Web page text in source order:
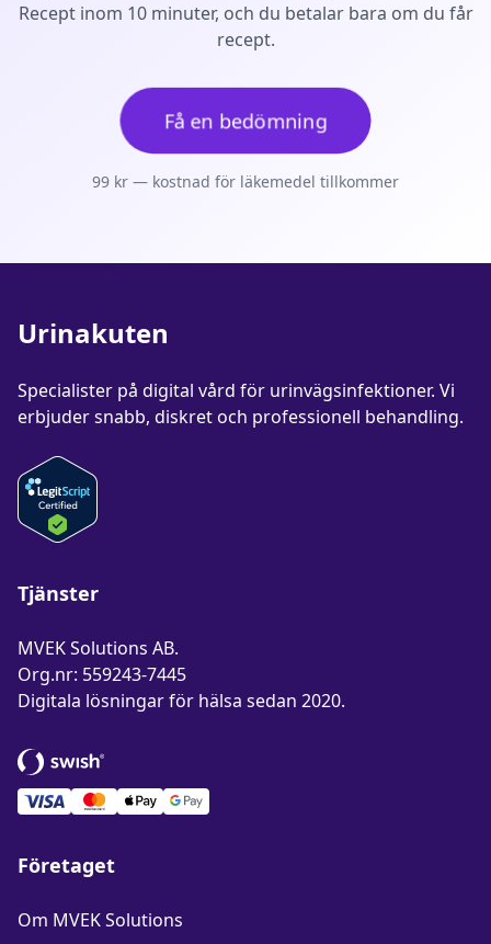
Recept inom 10 minuter, och du betalar bara om du får
recept.
Få en bedömning
99 kr — kostnad för läkemedel tillkommer
Urinakuten
Specialister på digital vård för urinvägsinfektioner. Vi
erbjuder snabb, diskret och professionell behandling.
Tjänster
MVEK Solutions AB.
Org.nr: 559243-7445
Digitala lösningar för hälsa sedan 2020.
Betala med Swish
Företaget
Om MVEK Solutions